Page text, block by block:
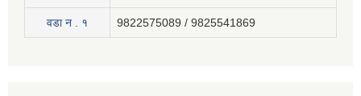
वडा न . १ 9822575089 / 9825541869